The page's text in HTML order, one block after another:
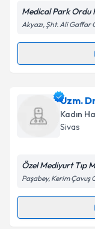
Kişisel
Metni'ni
Medical Park Ordu
Akyazı, Şht. Ali Gaffar
Randevu
Op. Dr.
talebi
için bir takvim
Kişisel
Uzm.
Kadın
Sivas
Özel Mediyurt Tıp
Paşabey, Kerim Çavuş
Randevu